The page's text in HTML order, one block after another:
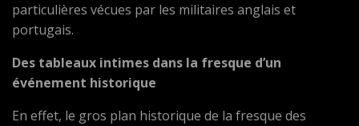
particulières vécues par les militaires anglais et
portugais.
Des tableaux intimes dans la fresque d’un
événement historique
En effet, le gros plan historique de la fresque des